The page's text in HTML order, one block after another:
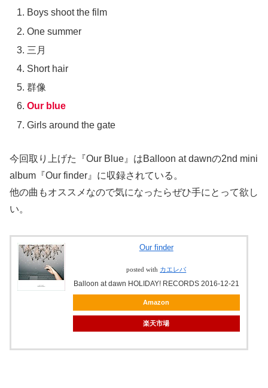
Boys shoot the film
One summer
三月
Short hair
群像
Our blue
Girls around the gate
今回取り上げた『Our Blue』はBalloon at dawnの2nd mini
album『Our finder』に収録されている。
他の曲もオススメなので気になったらぜひ手にとって欲し
い。
Our finder
posted with カエレバ
Balloon at dawn HOLIDAY! RECORDS 2016-12-21
Amazon
楽天市場